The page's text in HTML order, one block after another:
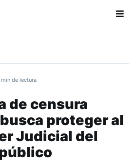
de lectura
de censura
proteger al
Judicial del